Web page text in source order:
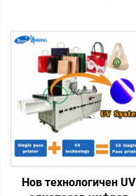
Нов технологичен UV